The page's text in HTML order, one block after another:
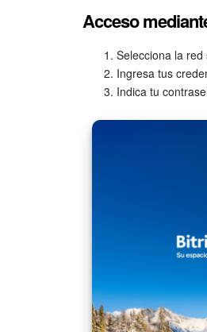
Acceso
Selecciona la
Ingresa tus
Indica tu